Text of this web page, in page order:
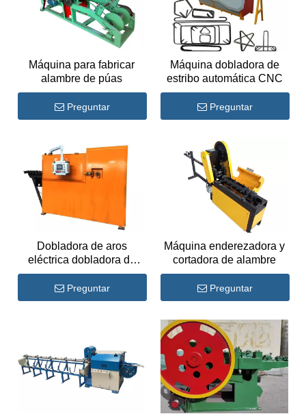
Máquina para fabricar
alambre de púas
Preguntar
Máquina dobladora de
estribo automática CNC
Preguntar
Dobladora de aros
eléctrica dobladora de
barras de refuerzo CNC
Preguntar
Máquina enderezadora y
cortadora de alambre
Preguntar